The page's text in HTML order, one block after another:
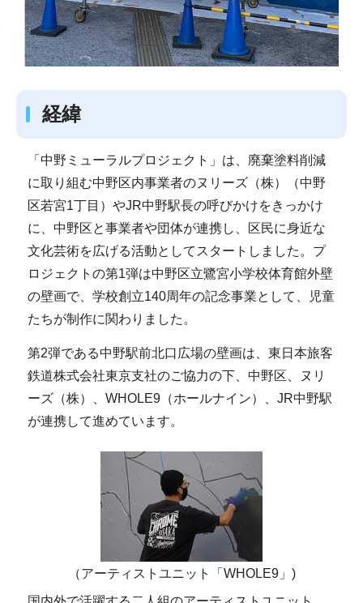
経緯
「中野ミューラルプロジェクト」は、廃棄塗料削減
に取り組む中野区内事業者のヌリーズ（株）（中野
区若宮1丁目）やJR中野駅長の呼びかけをきっかけ
に、中野区と事業者や団体が連携し、区民に身近な
文化芸術を広げる活動としてスタートしました。プ
ロジェクトの第1弾は中野区立鷺宮小学校体育館外壁
の壁画で、学校創立140周年の記念事業として、児童
たちが制作に関わりました。
第2弾である中野駅前北口広場の壁画は、東日本旅客
鉄道株式会社東京支社のご協力の下、中野区、ヌリ
ーズ（株）、WHOLE9（ホールナイン）、JR中野駅
が連携して進めています。
（アーティストユニット「WHOLE9」)